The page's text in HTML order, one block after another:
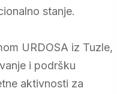
stanje.
URDOSA iz Tuzle,
i podršku
aktivnosti za